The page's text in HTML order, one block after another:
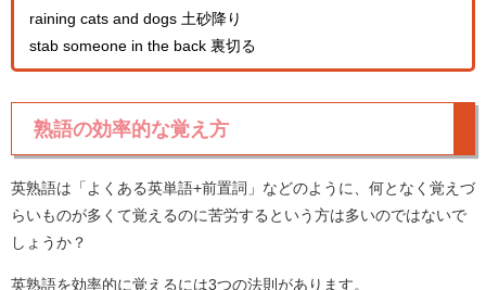
raining cats and dogs 土砂降り
stab someone in the back 裏切る
熟語の効率的な覚え方
英熟語は「よくある英単語+前置詞」などのように、何となく覚えづ
らいものが多くて覚えるのに苦労するという方は多いのではないで
しょうか？
英熟語を効率的に覚えるには3つの法則があります。